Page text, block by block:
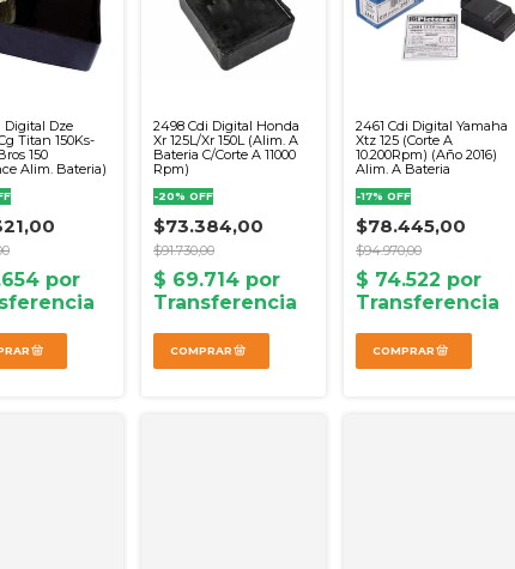
Digital Dze
Titan 150Ks-
150
Alim. Bateria)
2498 Cdi Digital Honda
Xr 125L/Xr 150L (Alim. A
Bateria C/Corte A 11000
Rpm)
-20% OFF
$73.384,00
$91.730,00
2461 Cdi Digital Yamaha
Xtz 125 (Corte A
10.200Rpm) (Año 2016)
Alim. A Bateria
-17% OFF
$78.445,00
$94.970,00